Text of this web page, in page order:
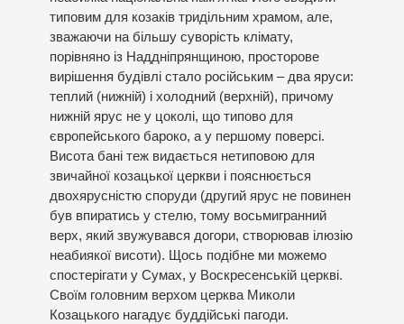
типовим для козаків тридільним храмом, але,
зважаючи на більшу суворість клімату,
порівняно із Наддніпрянщиною, просторове
вирішення будівлі стало російським – два яруси:
теплий (нижній) і холодний (верхній), причому
нижній ярус не у цоколі, що типово для
європейського бароко, а у першому поверсі.
Висота бані теж видається нетиповою для
звичайної козацької церкви і пояснюється
двохярусністю споруди (другий ярус не повинен
був впиратись у стелю, тому восьмигранний
верх, який звужувався догори, створював ілюзію
неабиякої висоти). Щось подібне ми можемо
спостерігати у Сумах, у Воскресенській церкві.
Своїм головним верхом церква Миколи
Козацького нагадує буддійські пагоди.